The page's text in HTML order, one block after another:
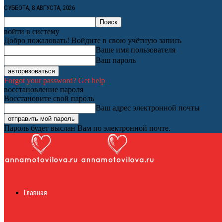
СУББОТА, 8 АВГУСТА, 2026
войти в систему
Добро пожаловать! Войдите в свою учётную запись
Ваше имя пользователя
Ваш пароль
Forgot your password? Get help
восстановление пароля
Восстановите свой пароль
Ваш адрес электронной почты
Пароль будет выслан Вам по электронной почте.
Главная